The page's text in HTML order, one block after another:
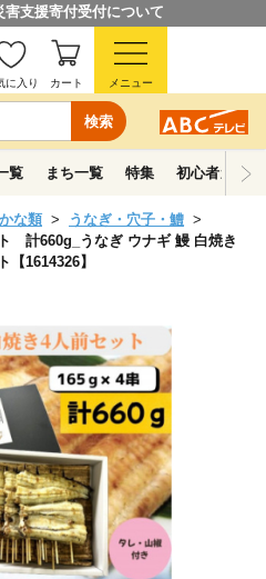
支援寄付受付について
検索
に入り カート メニュー
覧 まち一覧 特集 初心者ガイド
な類
うなぎ・穴子・鱧
計660g_うなぎ ウナギ 鰻 白焼き
1614326】